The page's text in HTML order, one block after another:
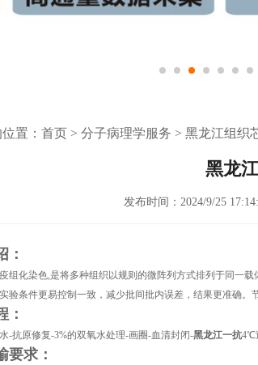
置： 首页 > 分子病理学服务 > 黑龙江组织
黑龙
发布时间：2024/9/25
：
组化染色,是将多种组织以规则的微阵列方式排列于同一
验条件更易控制一致，减少批间批内误差，结果更准确。
：
-抗原修复-3%的双氧水处理-画圈-血清封闭-黑龙江一抗4℃
要求：